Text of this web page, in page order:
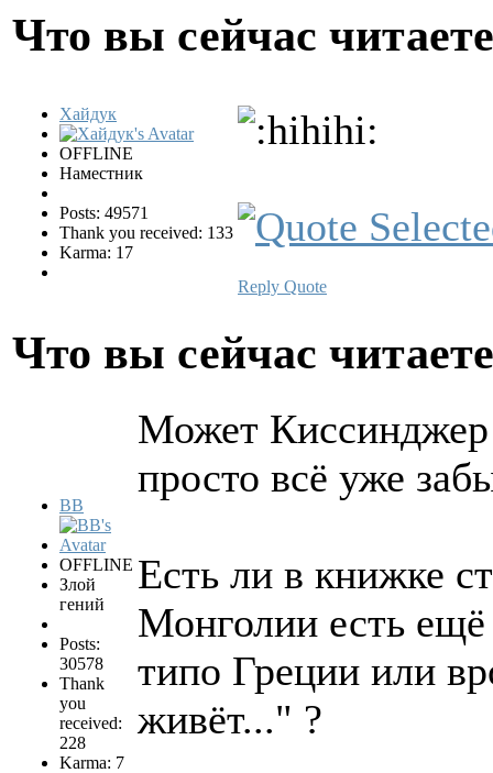
Что вы сейчас
Хайдук
OFFLINE
Наместник
Posts: 49571
Thank you received: 133
Karma: 17
Reply Quote
Что вы сейчас
BB
OFFLINE
Злой
гений
Posts:
30578
Thank
you
received:
228
Karma: 7
Может
просто всё уже
Есть ли в книжке
Монголии есть ещё
типо Греции или
живёт..." ?